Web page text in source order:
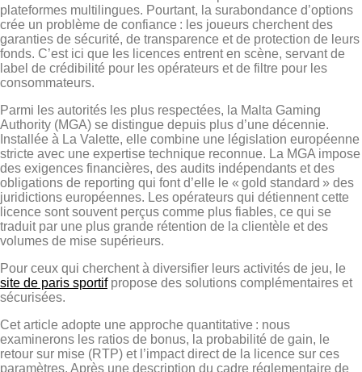
plateformes multilingues. Pourtant, la surabondance d’options
crée un problème de confiance : les joueurs cherchent des
garanties de sécurité, de transparence et de protection de leurs
fonds. C’est ici que les licences entrent en scène, servant de
label de crédibilité pour les opérateurs et de filtre pour les
consommateurs.
Parmi les autorités les plus respectées, la Malta Gaming
Authority (MGA) se distingue depuis plus d’une décennie.
Installée à La Valette, elle combine une législation européenne
stricte avec une expertise technique reconnue. La MGA impose
des exigences financières, des audits indépendants et des
obligations de reporting qui font d’elle le « gold standard » des
juridictions européennes. Les opérateurs qui détiennent cette
licence sont souvent perçus comme plus fiables, ce qui se
traduit par une plus grande rétention de la clientèle et des
volumes de mise supérieurs.
Pour ceux qui cherchent à diversifier leurs activités de jeu, le
site de paris sportifpropose des solutions complémentaires et
sécurisées.
Cet article adopte une approche quantitative : nous
examinerons les ratios de bonus, la probabilité de gain, le
retour sur mise (RTP) et l’impact direct de la licence sur ces
paramètres. Après une description du cadre réglementaire de